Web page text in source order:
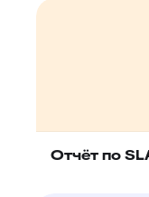
Отчёт по